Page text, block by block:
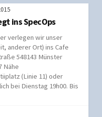
ins SpecOps
verlegen wir unser
anderer Ort) ins Cafe
548143 Münster
Nähe
(Linie 11) oder
bei Dienstag 19h00. Bis